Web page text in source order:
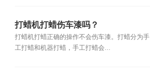
打蜡机打蜡伤车漆吗？
打蜡机打蜡正确的操作不会伤车漆。打蜡分为手
工打蜡和机器打蜡，手工打蜡会...